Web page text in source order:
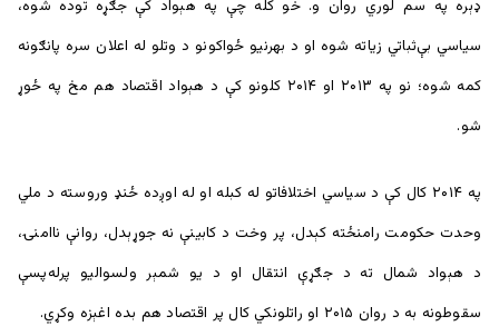
ډېره په سم لوري روان و. خو کله چې په هېواد کې جګړه توده شوه،
سیاسي بې‌ثباتي زياته شوه او د بهرنيو ځواکونو د وتلو له اعلان سره پانګونه
کمه شوه؛ نو په ۲۰۱۳ او ۲۰۱۴ کلونو کې د هېواد اقتصاد هم مخ په ځوړ
شو.
په ۲۰۱۴ کال کې د سیاسي اختلافاتو له کبله او له اوږده ځنډ وروسته د ملي
وحدت حکومت رامنځته کېدل، پر وخت د کابینې نه جوړېدل، روانې ناامنۍ،
د هېواد شمال ته د جګړې انتقال او د يو شمېر ولسوالیو پرله‌پسې
سقوطونه به د روان ۲۰۱۵ او راتلونکي کال پر اقتصاد هم بده اغېزه وکړي.